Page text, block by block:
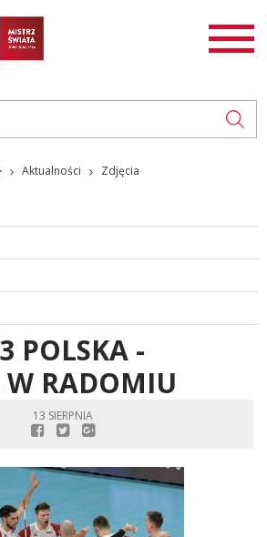
AKTUALNOŚCI
ROZGRYWKI
PL EN
Aktualności Zdjęcia
POLSKA -
RADOMIU
13 SIERPNIA